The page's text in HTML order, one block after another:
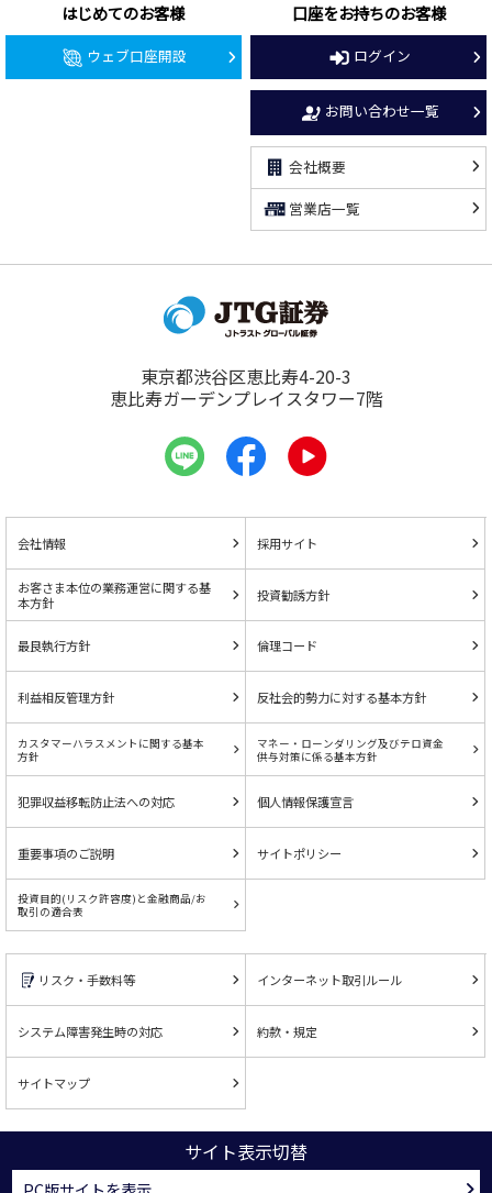
はじめてのお客様
ウェブ口座開設
口座をお持ちのお客様
ログイン
お問い合わせ一覧
会社概要
営業店一覧
東京都渋谷区恵比寿4-20-3
恵比寿ガーデンプレイスタワー7階
会社情報 採用サイト
お客さま本位の業務運営に関する基
本方針
投資勧誘方針
最良執行方針 倫理コード
利益相反管理方針 反社会的勢力に対する基本方針
カスタマーハラスメントに関する基本
方針
マネー・ローンダリング及びテロ資金
供与対策に係る基本方針
犯罪収益移転防止法への対応 個人情報保護宣言
重要事項のご説明 サイトポリシー
投資目的(リスク許容度)と金融商品/お
取引の適合表
リスク・手数料等 インターネット取引ルール
システム障害発生時の対応 約款・規定
サイトマップ
サイト表示切替